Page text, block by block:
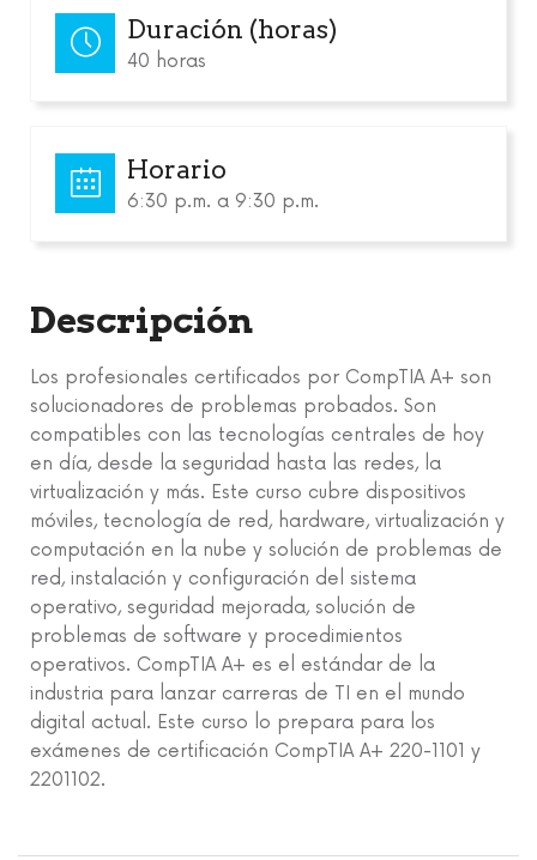
Duración (horas)
40 horas
Horario
6:30 p.m. a 9:30 p.m.
Descripción
Los profesionales certificados por CompTIA A+ son
solucionadores de problemas probados. Son
compatibles con las tecnologías centrales de hoy
en día, desde la seguridad hasta las redes, la
virtualización y más. Este curso cubre dispositivos
móviles, tecnología de red, hardware, virtualización y
computación en la nube y solución de problemas de
red, instalación y configuración del sistema
operativo, seguridad mejorada, solución de
problemas de software y procedimientos
operativos. CompTIA A+ es el estándar de la
industria para lanzar carreras de TI en el mundo
digital actual. Este curso lo prepara para los
exámenes de certificación CompTIA A+ 220-1101 y
2201102.